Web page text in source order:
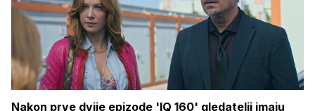
Nakon prve dvije epizode 'IQ 160' gledatelji imaju